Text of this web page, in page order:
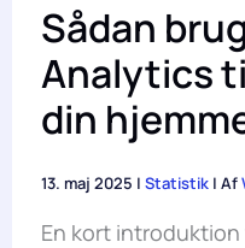
Sådan
Analytics
din
13. maj 2025 | Statistik| Af
En kort